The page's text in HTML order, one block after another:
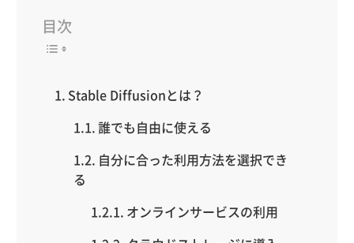
目次
Stable Diffusionとは？
誰でも自由に使える
自分に合った利用方法を選択でき
る
オンラインサービスの利用